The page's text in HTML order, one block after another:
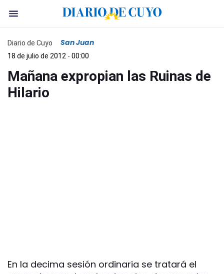
Diario de Cuyo San Juan
18 de julio de 2012 - 00:00
Mañana expropian las Ruinas de
Hilario
En la decima sesión ordinaria se tratará el